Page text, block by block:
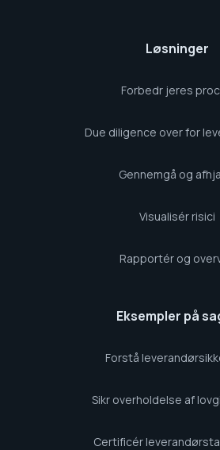
Løsninger
Forbedr jeres
Due diligence over for
Gennemgå og
Visualisér risici
Rapportér og
Eksempler på
Forstå
Sikr overholdelse af
Certificér